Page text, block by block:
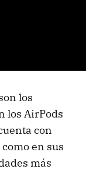
los
los AirPods
con
como en sus
más